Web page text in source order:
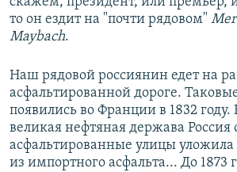
то он ездит на "почти рядовом"
Maybach.
Наш рядовой россиянин едет на
асфальтированной дороге.
появились во Франции в 1832
великая нефтяная держава Россия
асфальтированные улицы уложила
из импортного асфальта... До 1873